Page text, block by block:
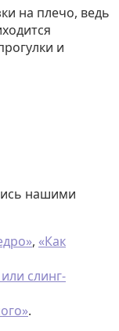
на плечо, ведь
и
нашими
, «Как
слинг-
.